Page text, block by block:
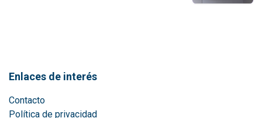
Enlaces de interés
Contacto
Política de privacidad